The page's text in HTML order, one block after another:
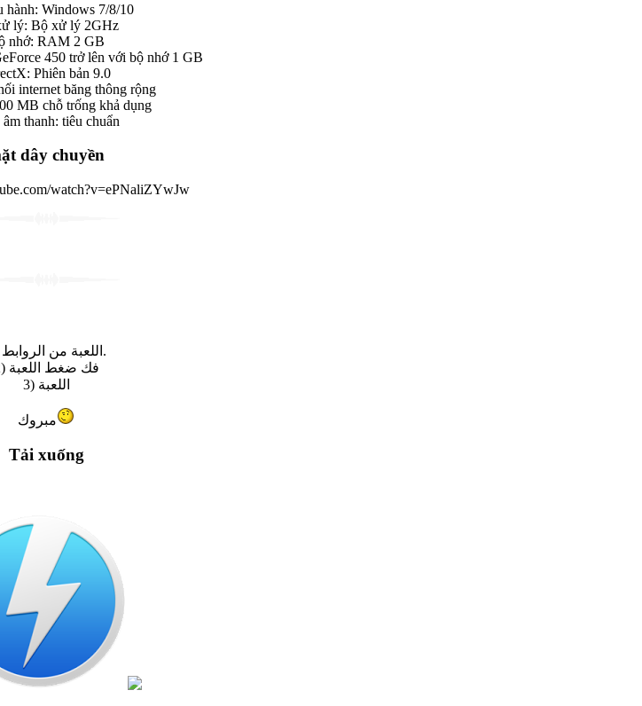
hành: Windows 7/8/10
lý: Bộ xử lý 2GHz
nhớ: RAM 2 GB
450 trở lên với bộ nhớ 1 GB
Phiên bản 9.0
internet băng thông rộng
MB chỗ trống khả dụng
thanh: tiêu chuẩn
dây chuyền
watch?v=ePNaliZYwJw
1) اللعبة من الروابط.
2) فك ضغط اللعبة
3) اللعبة
مبروك
Tải xuống